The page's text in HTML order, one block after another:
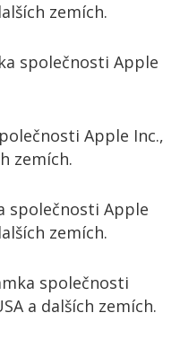
zemích.
společnosti Apple
Apple Inc.,
zemích.
společnosti Apple
zemích.
společnosti
a dalších zemích.